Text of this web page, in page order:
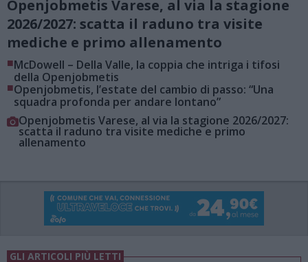
Openjobmetis Varese, al via la stagione
2026/2027: scatta il raduno tra visite
mediche e primo allenamento
■McDowell – Della Valle, la coppia che intriga i tifosi
della Openjobmetis
■Openjobmetis, l’estate del cambio di passo: “Una
squadra profonda per andare lontano”
Openjobmetis Varese, al via la stagione 2026/2027:
scatta il raduno tra visite mediche e primo
allenamento
GLI ARTICOLI PIÙ LETTI